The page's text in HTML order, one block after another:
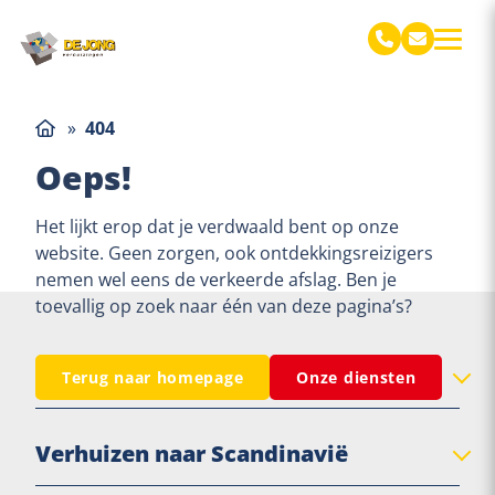
» 404
Oeps!
Het lijkt erop dat je verdwaald bent op onze
website. Geen zorgen, ook ontdekkingsreizigers
nemen wel eens de verkeerde afslag. Ben je
toevallig op zoek naar één van deze pagina’s?
Terug naar homepage Onze diensten
Verhuizen binnen Nederland
Verhuisbedrijf Bolsward
Verhuizen naar Scandinavië